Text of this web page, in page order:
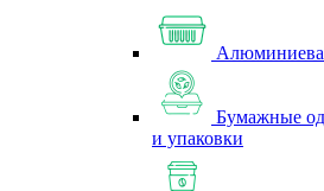
Бумажные
и упаковки